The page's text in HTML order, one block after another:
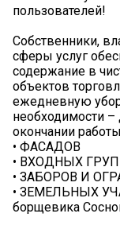
пользователей!️
️Собственники,
сферы услуг
️содержание в
объектов
️ежедневную
необходимости
окончании
• ФАСАДОВ
• ВХОДНЫХ
• ЗАБОРОВ И
• ЗЕМЕЛЬНЫХ
борщевика